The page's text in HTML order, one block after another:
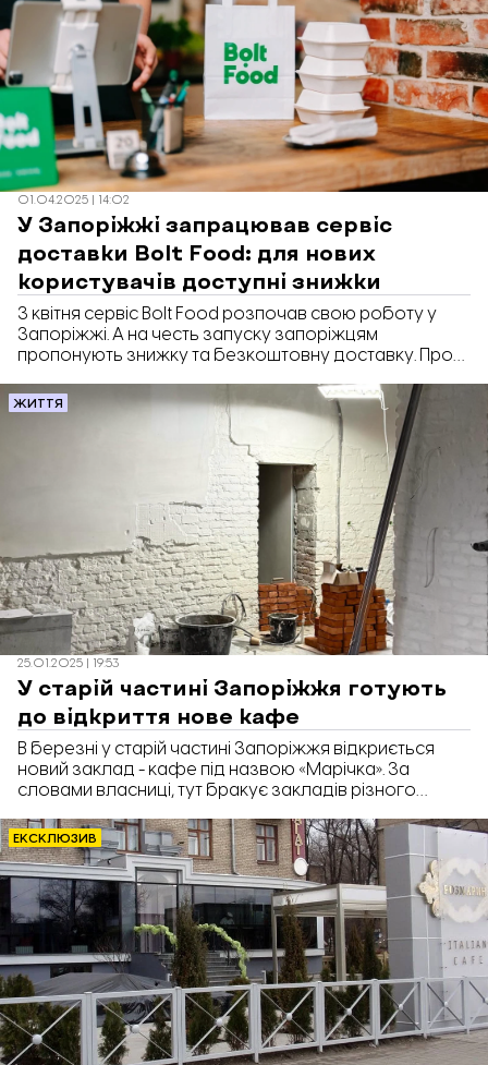
01.04.2025 | 14:02
У Запоріжжі запрацював сервіс
доставки Bolt Food: для нових
користувачів доступні знижки
З квітня сервіс Bolt Food розпочав свою роботу у
Запоріжжі. А на честь запуску запоріжцям
пропонують знижку та безкоштовну доставку. Про
«Відбудова. Запоріжжя».
ЖИТТЯ
25.01.2025 | 19:53
У старій частині Запоріжжя готують
до відкриття нове кафе
В березні у старій частині Запоріжжя відкриється
новий заклад - кафе під назвою «Марічка». За
словами власниці, тут бракує закладів різного
заповнити. Про це «Відбудова. Запоріжжя»
повідомляє з посиланням на телеграм-канал SID
CITY.
ЕКСКЛЮЗИВ